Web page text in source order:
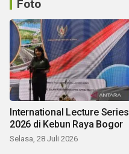
Foto
International Lecture Series
2026 di Kebun Raya Bogor
Selasa, 28 Juli 2026